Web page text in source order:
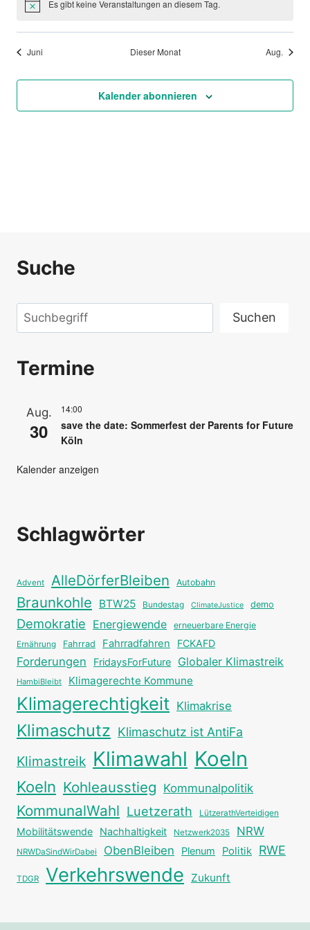
HinweisEs gibt keine Veranstaltungen an diesem Tag.
Juni Dieser Monat Aug.
Kalender abonnieren
Suche
Suchen Suchen
Termine
Aug.
30
14:00
save the date: Sommerfest der Parents for Future
Köln
Kalender anzeigen
Schlagwörter
Advent AlleDörferBleiben Autobahn
Braunkohle BTW25 Bundestag ClimateJustice demo
Demokratie Energiewende erneuerbare Energie
Ernährung Fahrrad Fahrradfahren FCKAFD
Forderungen FridaysForFuture Globaler Klimastreik
HambiBleibt Klimagerechte Kommune
Klimagerechtigkeit Klimakrise
Klimaschutz Klimaschutz ist AntiFa
Klimastreik Klimawahl Koeln
Koeln Kohleausstieg Kommunalpolitik
KommunalWahl Luetzerath LützerathVerteidigen
Mobilitätswende Nachhaltigkeit Netzwerk2035 NRW
NRWDaSindWirDabei ObenBleiben Plenum Politik RWE
TDGR Verkehrswende Zukunft